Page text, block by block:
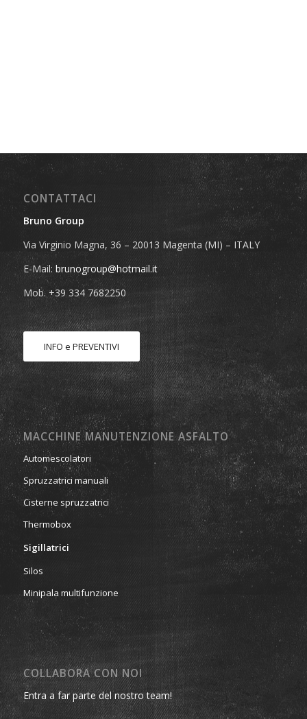
CONTATTACI
Bruno Group
Via Virginio Magna, 36 – 20013 Magenta (MI) – ITALY
E-Mail: brunogroup@hotmail.it
Mob. +39 334 7682250
INFO e PREVENTIVI
MACCHINE MANUTENZIONE ASFALTO
Automescolatori
Spruzzatrici manuali
Cisterne spruzzatrici
Thermobox
Sigillatrici
Silos
Minipala multifunzione
COLLABORA CON NOI
Entra a far parte del nostro team!